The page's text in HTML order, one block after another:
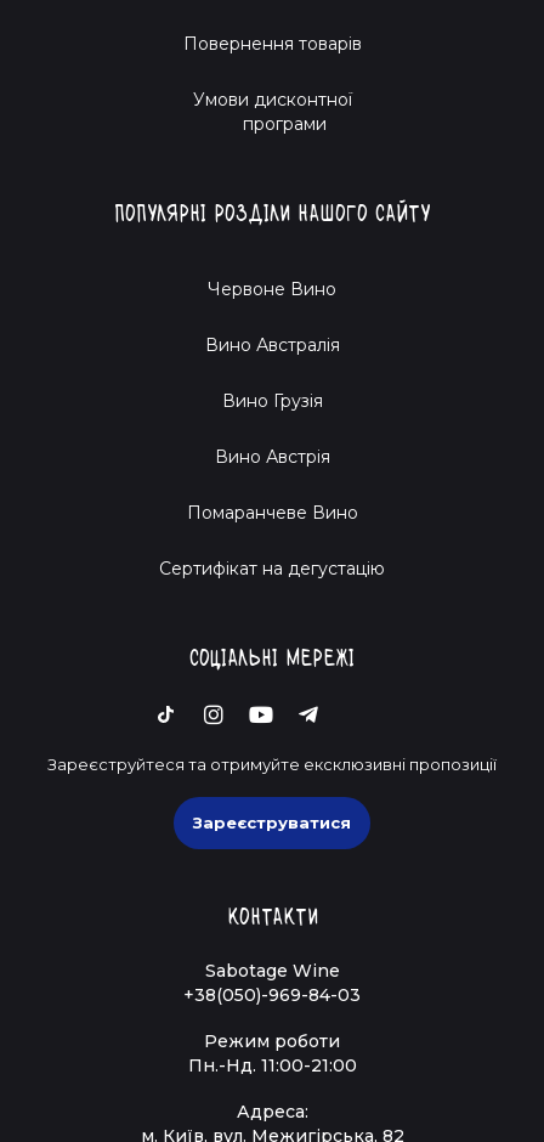
Повернення товарів
Умови дисконтної
програми
Популярні розділи нашого сайту
Червоне Вино
Вино Австралія
Вино Грузія
Вино Австрія
Помаранчеве Вино
Cертифікат на дегустацію
Соціальні мережі
Зареєструйтеся та отримуйте ексклюзивні пропозиції
Зареєструватися
Контакти
Sabotage Wine
+38(050)-969-84-03
Режим роботи
Пн.-Нд. 11:00-21:00
Адреса:
м. Київ, вул. Межигірська, 82